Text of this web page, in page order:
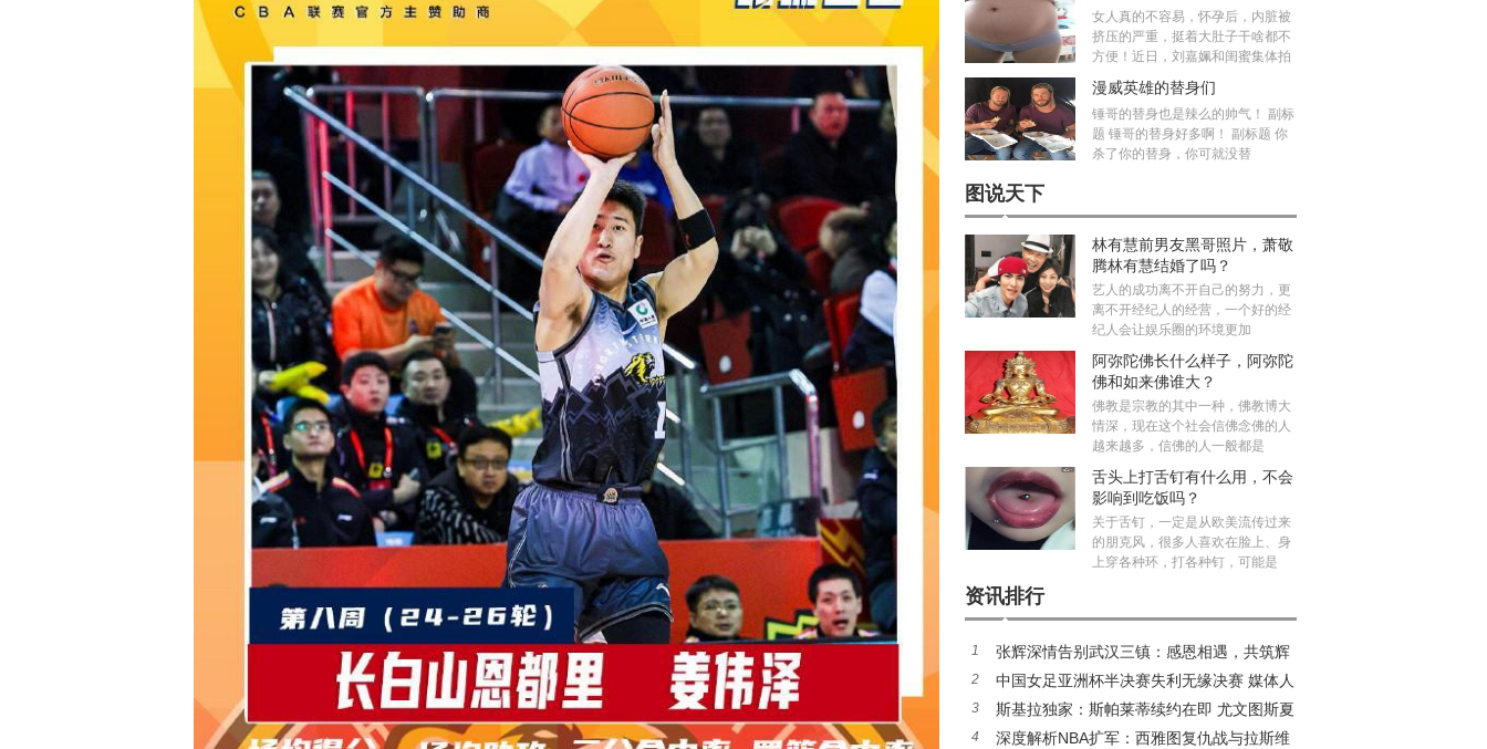
女人真的不容易，怀孕后，内脏被
挤压的严重，挺着大肚子干啥都不
方便！近日，刘嘉姵和闺蜜集体拍
漫威英雄的替身们
锤哥的替身也是辣么的帅气！ 副标
题 锤哥的替身好多啊！ 副标题 你
杀了你的替身，你可就没替
图说天下
林有慧前男友黑哥照片，萧敬
腾林有慧结婚了吗？
艺人的成功离不开自己的努力，更
离不开经纪人的经营，一个好的经
纪人会让娱乐圈的环境更加
阿弥陀佛长什么样子，阿弥陀
佛和如来佛谁大？
佛教是宗教的其中一种，佛教博大
情深，现在这个社会信佛念佛的人
越来越多，信佛的人一般都是
舌头上打舌钉有什么用，不会
影响到吃饭吗？
关于舌钉，一定是从欧美流传过来
的朋克风，很多人喜欢在脸上、身
上穿各种环，打各种钉，可能是
资讯排行
1
张辉深情告别武汉三镇：感恩相遇，共筑辉
煌旅程
2
中国女足亚洲杯半决赛失利无缘决赛 媒体人
热议米利西奇去留
3
斯基拉独家：斯帕莱蒂续约在即 尤文图斯夏
窗五线补强剑指欧冠
4
深度解析NBA扩军：西雅图复仇战与拉斯维